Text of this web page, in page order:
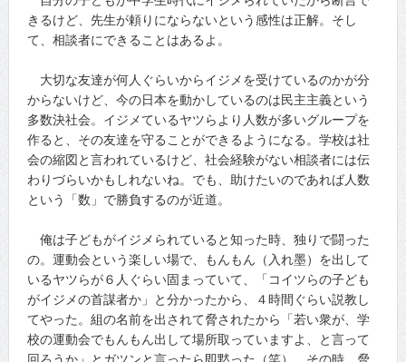
きるけど、先生が頼りにならないという感性は正解。そし
て、相談者にできることはあるよ。
大切な友達が何人ぐらいからイジメを受けているのかが分
からないけど、今の日本を動かしているのは民主主義という
多数決社会。イジメているヤツらより人数が多いグループを
作ると、その友達を守ることができるようになる。学校は社
会の縮図と言われているけど、社会経験がない相談者には伝
わりづらいかもしれないね。でも、助けたいのであれば人数
という「数」で勝負するのが近道。
俺は子どもがイジメられていると知った時、独りで闘った
の。運動会という楽しい場で、もんもん（入れ墨）を出して
いるヤツらが６人ぐらい固まっていて、「コイツらの子ども
がイジメの首謀者か」と分かったから、４時間ぐらい説教し
てやった。組の名前を出されて脅されたから「若い衆が、学
校の運動会でもんもん出して場所取っていますよ、と言って